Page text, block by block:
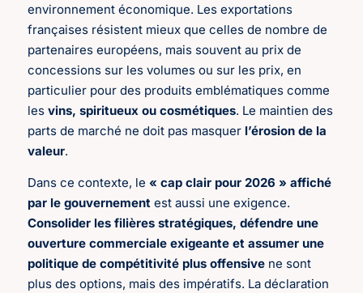
environnement économique. Les exportations
françaises résistent mieux que celles de nombre de
partenaires européens, mais souvent au prix de
concessions sur les volumes ou sur les prix, en
particulier pour des produits emblématiques comme
lesvins, spiritueux ou cosmétiques. Le maintien des
parts de marché ne doit pas masquer l’érosion de la
valeur.
Dans ce contexte, le« cap clair pour 2026 » affiché
par le gouvernement est aussi une exigence.
Consolider les filières stratégiques, défendre une
ouverture commerciale exigeante et assumer une
politique de compétitivité plus offensive ne sont
plus des options, mais des impératifs. La déclaration